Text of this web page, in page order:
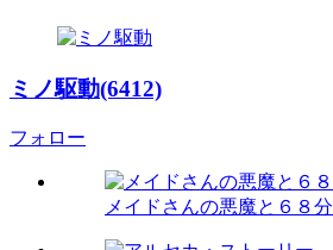
ミノ駆動(6412)
フォロー
メイドさんの悪魔と６８分